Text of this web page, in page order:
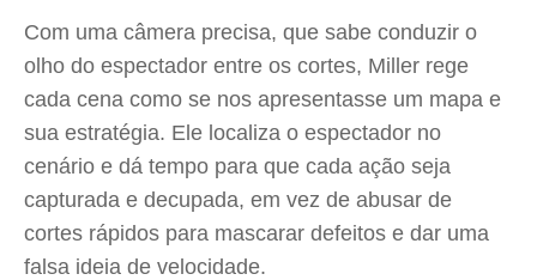
Com uma câmera precisa, que sabe conduzir o
olho do espectador entre os cortes, Miller rege
cada cena como se nos apresentasse um mapa e
sua estratégia. Ele localiza o espectador no
cenário e dá tempo para que cada ação seja
capturada e decupada, em vez de abusar de
cortes rápidos para mascarar defeitos e dar uma
falsa ideia de velocidade.